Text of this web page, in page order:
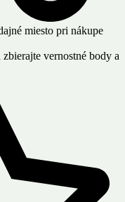
miesto pri nákupe
vernostné body a